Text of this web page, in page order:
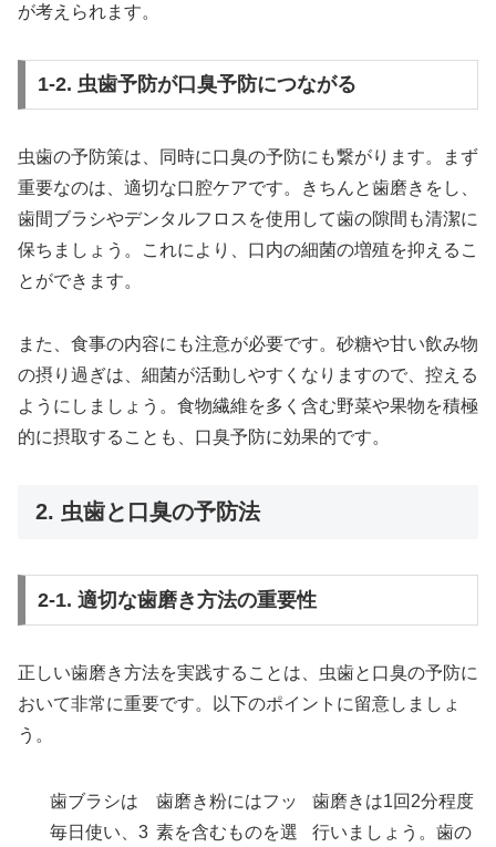
が考えられます。
1-2. 虫歯予防が口臭予防につながる
虫歯の予防策は、同時に口臭の予防にも繋がります。まず
重要なのは、適切な口腔ケアです。きちんと歯磨きをし、
歯間ブラシやデンタルフロスを使用して歯の隙間も清潔に
保ちましょう。これにより、口内の細菌の増殖を抑えるこ
とができます。
また、食事の内容にも注意が必要です。砂糖や甘い飲み物
の摂り過ぎは、細菌が活動しやすくなりますので、控える
ようにしましょう。食物繊維を多く含む野菜や果物を積極
的に摂取することも、口臭予防に効果的です。
2. 虫歯と口臭の予防法
2-1. 適切な歯磨き方法の重要性
正しい歯磨き方法を実践することは、虫歯と口臭の予防に
おいて非常に重要です。以下のポイントに留意しましょ
う。
歯ブラシは
毎日使い、3
歯磨き粉にはフッ
素を含むものを選
歯磨きは1回2分程度
行いましょう。歯の